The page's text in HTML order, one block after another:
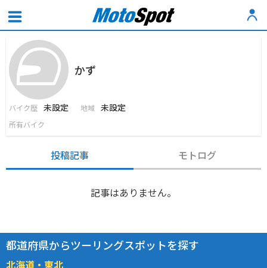
かず
バイク歴 未設定 地域 未設定
所有バイク
投稿記事 モトログ
記事はありません。
都道府県からツーリングスポットを探す
北海道・東北